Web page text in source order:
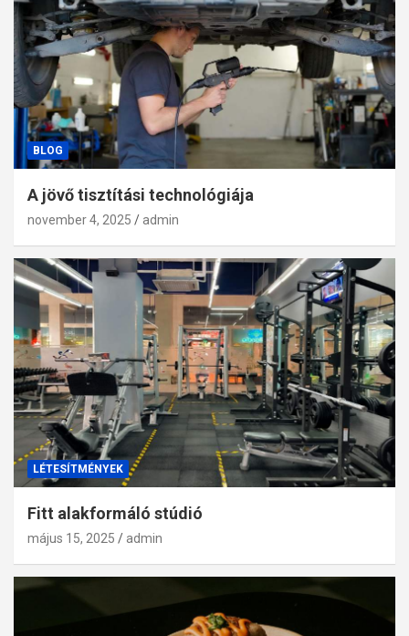
BLOG
A jövő tisztítási technológiája
november 4, 2025 admin
LÉTESÍTMÉNYEK
Fitt alakformáló stúdió
május 15, 2025 admin